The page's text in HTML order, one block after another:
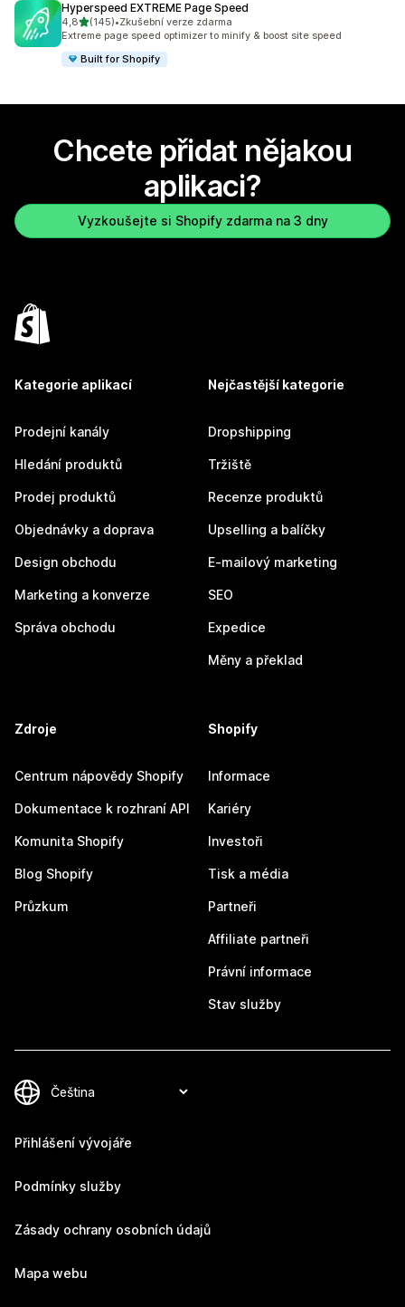
Hyperspeed EXTREME Page Speed
4,8z 5 hvězd
(145)
Celkový počet recenzí: 145
•Zkušební verze zdarma
Extreme page speed optimizer to minify & boost site speed
Built for Shopify
Chcete přidat nějakou
aplikaci?
Vyzkoušejte si Shopify zdarma na 3 dny
Kategorie aplikací
Prodejní kanály
Hledání produktů
Prodej produktů
Objednávky a doprava
Design obchodu
Marketing a konverze
Správa obchodu
Nejčastější kategorie
Dropshipping
Tržiště
Recenze produktů
Upselling a balíčky
E-mailový marketing
SEO
Expedice
Měny a překlad
Zdroje
Centrum nápovědy Shopify
Dokumentace k rozhraní API
Komunita Shopify
Blog Shopify
Průzkum
Shopify
Informace
Kariéry
Investoři
Tisk a média
Partneři
Affiliate partneři
Právní informace
Stav služby
Přihlášení vývojáře
Podmínky služby
Zásady ochrany osobních údajů
Mapa webu